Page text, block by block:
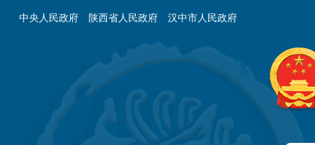
中央人民政府 陕西省人民政府 汉中市人民政府